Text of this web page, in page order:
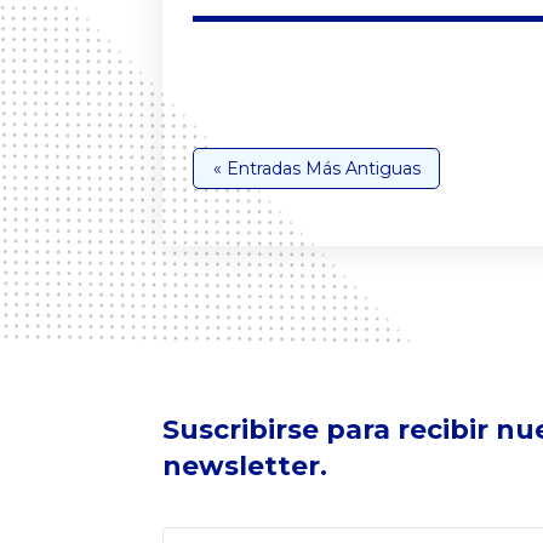
« Entradas Más Antiguas
Suscribirse para recibir
newsletter.